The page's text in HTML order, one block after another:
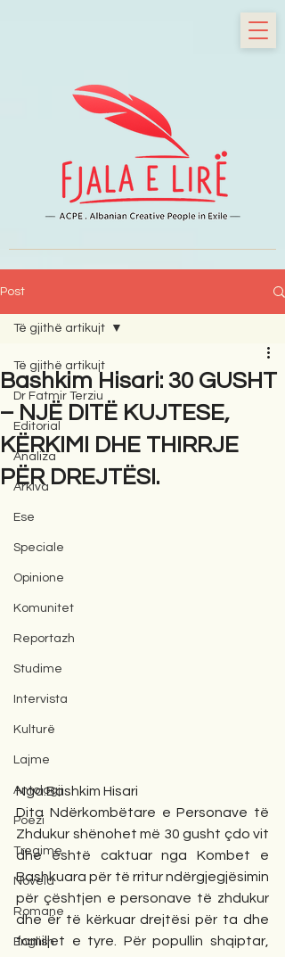
Post
Të gjithë artikujt
Dr Fatmir Terziu
Editorial
Analiza
Arkiva
Ese
Speciale
Opinione
Komunitet
Reportazh
Studime
Intervista
Kulturë
Lajme
Antologji
Poezi
Tregime
Novela
Romane
English
Të gjithë artikujt
Bashkim Hisari: 30 GUSHT
– NJË DITË KUJTESE,
KËRKIMI DHE THIRRJE
PËR DREJTËSI.
Nga:Bashkim Hisari
Dita Ndërkombëtare e Personave të
Zhdukur shënohet më 30 gusht çdo vit
dhe është caktuar nga Kombet e
Bashkuara për të rritur ndërgjegjësimin
për çështjen e personave të zhdukur
dhe ër të kërkuar drejtësi për ta dhe
familjet e tyre. Për popullin shqiptar,